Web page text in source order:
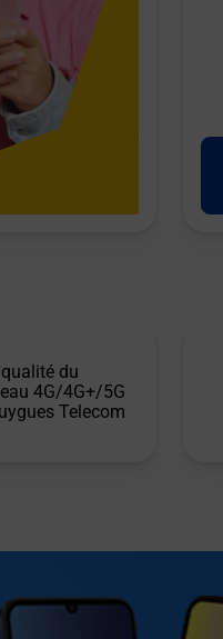
du
4G/4G+/5G
Telecom